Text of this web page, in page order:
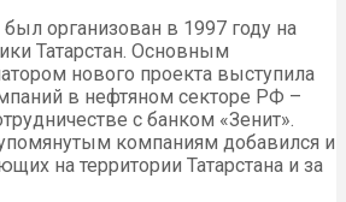
организован в 1997 году на
Татарстан. Основным
нового проекта выступила
в нефтяном секторе РФ –
с банком «Зенит».
компаниям добавился и
на территории Татарстана и за